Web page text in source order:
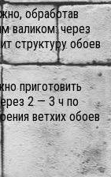
обработав
валиком: через
структуру обоев
приготовить
2 — 3 ч по
ветхих обоев